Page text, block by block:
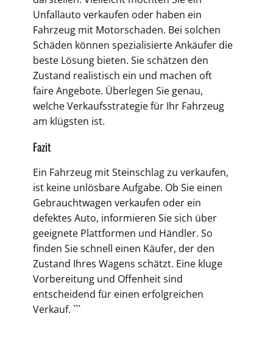
Unfallauto verkaufen oder haben ein
Fahrzeug mit Motorschaden. Bei solchen
Schäden können spezialisierte Ankäufer die
beste Lösung bieten. Sie schätzen den
Zustand realistisch ein und machen oft
faire Angebote. Überlegen Sie genau,
welche Verkaufsstrategie für Ihr Fahrzeug
am klügsten ist.
Fazit
Ein Fahrzeug mit Steinschlag zu verkaufen,
ist keine unlösbare Aufgabe. Ob Sie einen
Gebrauchtwagen verkaufen oder ein
defektes Auto, informieren Sie sich über
geeignete Plattformen und Händler. So
finden Sie schnell einen Käufer, der den
Zustand Ihres Wagens schätzt. Eine kluge
Vorbereitung und Offenheit sind
entscheidend für einen erfolgreichen
Verkauf. ```